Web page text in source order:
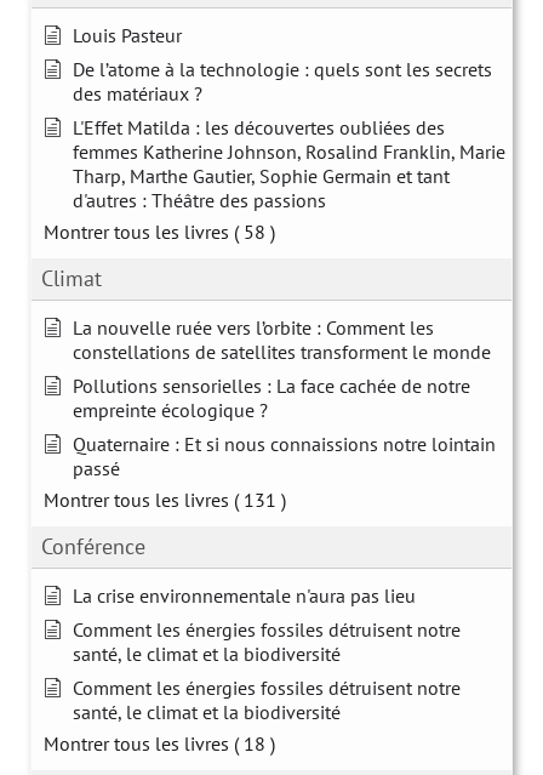
Louis Pasteur
De l’atome à la technologie : quels sont les secrets
des matériaux ?
L'Effet Matilda : les découvertes oubliées des
femmes Katherine Johnson, Rosalind Franklin, Marie
Tharp, Marthe Gautier, Sophie Germain et tant
d'autres : Théâtre des passions
Montrer tous les livres ( 58 )
Climat
La nouvelle ruée vers l’orbite : Comment les
constellations de satellites transforment le monde
Pollutions sensorielles : La face cachée de notre
empreinte écologique ?
Quaternaire : Et si nous connaissions notre lointain
passé
Montrer tous les livres ( 131 )
Conférence
La crise environnementale n'aura pas lieu
Comment les énergies fossiles détruisent notre
santé, le climat et la biodiversité
Comment les énergies fossiles détruisent notre
santé, le climat et la biodiversité
Montrer tous les livres ( 18 )